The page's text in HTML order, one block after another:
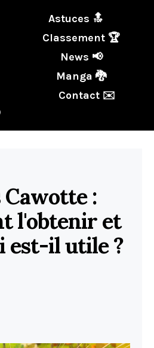
Astuces 🔝
Classement 🏆
News 📢
Manga 🐉
Contact ✉️
Cawotte :
l'obtenir et
est-il utile ?